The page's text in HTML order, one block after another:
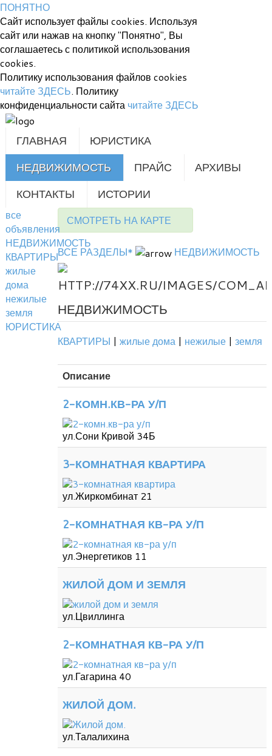
ПОНЯТНО
Сайт использует файлы cookies. Используя
сайт или нажав на кнопку "Понятно", Вы
соглашаетесь с политикой использования
cookies.
Политику использования файлов cookies
читайте ЗДЕСЬ. Политику
конфиденциальности сайта читайте ЗДЕСЬ
ГЛАВНАЯ
ЮРИСТИКА
НЕДВИЖИМОСТЬ
ПРАЙС
АРХИВЫ
КОНТАКТЫ
ИСТОРИИ
СМОТРЕТЬ НА КАРТЕ
ВСЕ РАЗДЕЛЫ* НЕДВИЖИМОСТЬ
НЕДВИЖИМОСТЬ
КВАРТИРЫ | жилые дома | нежилые| земля
Описание
2-КОМН.КВ-РА У/П
ул.Сони Кривой 34Б
3-КОМНАТНАЯ КВАРТИРА
ул.Жиркомбинат 21
2-КОМНАТНАЯ КВ-РА У/П
ул.Энергетиков 11
ЖИЛОЙ ДОМ И ЗЕМЛЯ
ул.Цвиллинга
2-КОМНАТНАЯ КВ-РА У/П
ул.Гагарина 40
ЖИЛОЙ ДОМ.
ул.Талалихина
все
объявления
НЕДВИЖИМОСТЬ
КВАРТИРЫ
жилые
дома
нежилые
земля
ЮРИСТИКА